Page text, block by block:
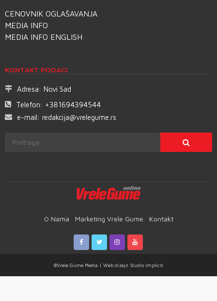
CENOVNIK OGLAŠAVANJA
MEDIA INFO
MEDIA INFO ENGLISH
KONTAKT PODACI
Adresa: Novi Sad
Telefon: +381694394544
e-mail: redakcija@vrelegume.rs
O Nama Marketing Vrele Gume Kontakt
©Vrele Gume Media | Web dizajn Studio Implicit